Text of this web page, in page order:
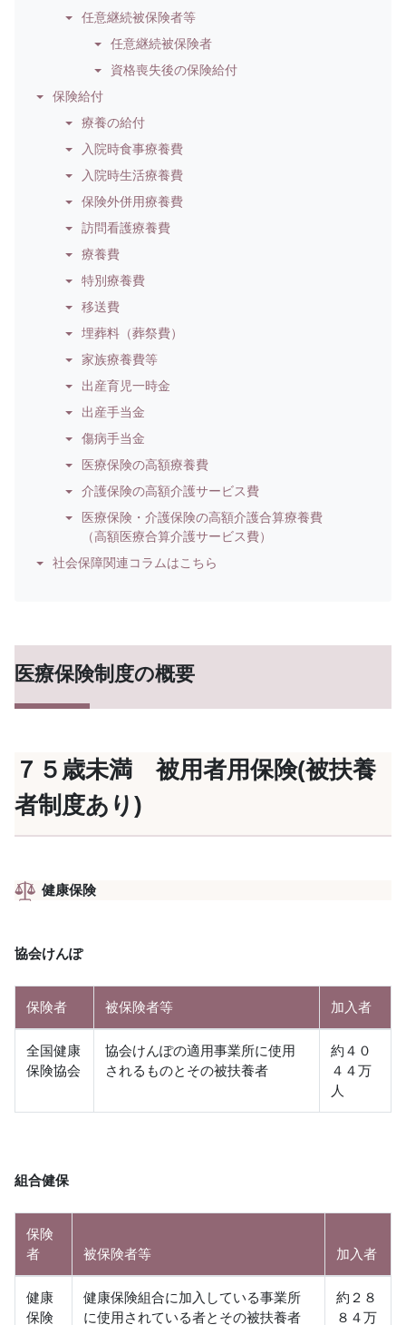
任意継続被保険者等
任意継続被保険者
資格喪失後の保険給付
保険給付
療養の給付
入院時食事療養費
入院時生活療養費
保険外併用療養費
訪問看護療養費
療養費
特別療養費
移送費
埋葬料（葬祭費）
家族療養費等
出産育児一時金
出産手当金
傷病手当金
医療保険の高額療養費
介護保険の高額介護サービス費
医療保険・介護保険の高額介護合算療養費
（高額医療合算介護サービス費）
社会保障関連コラムはこちら
医療保険制度の概要
７５歳未満 被用者用保険(被扶養
者制度あり)
健康保険
協会けんぽ
保険者 被保険者等 加入者
全国健康
保険協会
協会けんぽの適用事業所に使用
されるものとその被扶養者
約４０
４４万
人
組合健保
保険
者
被保険者等 加入者
健康
保険
健康保険組合に加入している事業所
に使用されている者とその被扶養者
約２８
８４万